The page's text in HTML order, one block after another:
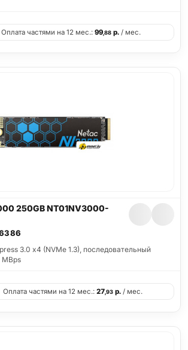
Оплата частями на 12 мес.: 99,88р./ мес.
250GB NT01NV3000-
3.0 x4 (NVMe 1.3), последовательный
Оплата частями на 12 мес.: 27,93 р. / мес.